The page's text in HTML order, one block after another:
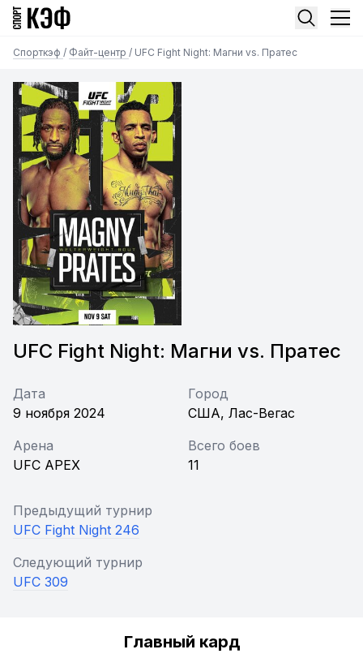
Спорткэф / Файт-центр / UFC Fight Night: Магни vs. Пратес
UFC Fight Night: Магни vs. Пратес
Дата
9 ноября 2024
Город
США, Лас-Вегас
Арена
UFC APEX
Всего боев
11
Предыдущий турнир
UFC Fight Night 246
Следующий турнир
UFC 309
Главный кард